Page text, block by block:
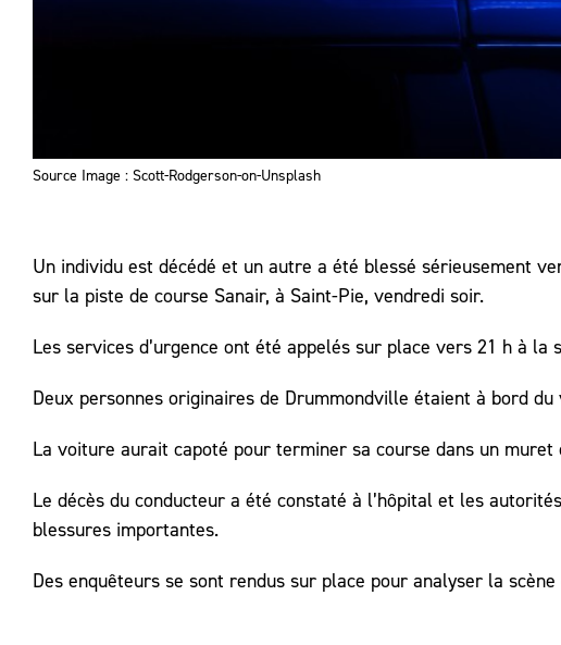
Source Image : Scott-Rodgerson-on-Unsplash
Un individu est décédé et un autre a été blessé sérieusement
sur la piste de course Sanair, à Saint-Pie, vendredi soir.
Les services d’urgence ont été appelés sur place vers 21 h à la
Deux personnes originaires de Drummondville étaient à bord
La voiture aurait capoté pour terminer sa course dans un muret
Le décès du conducteur a été constaté à l’hôpital et les
blessures importantes.
Des enquêteurs se sont rendus sur place pour analyser la